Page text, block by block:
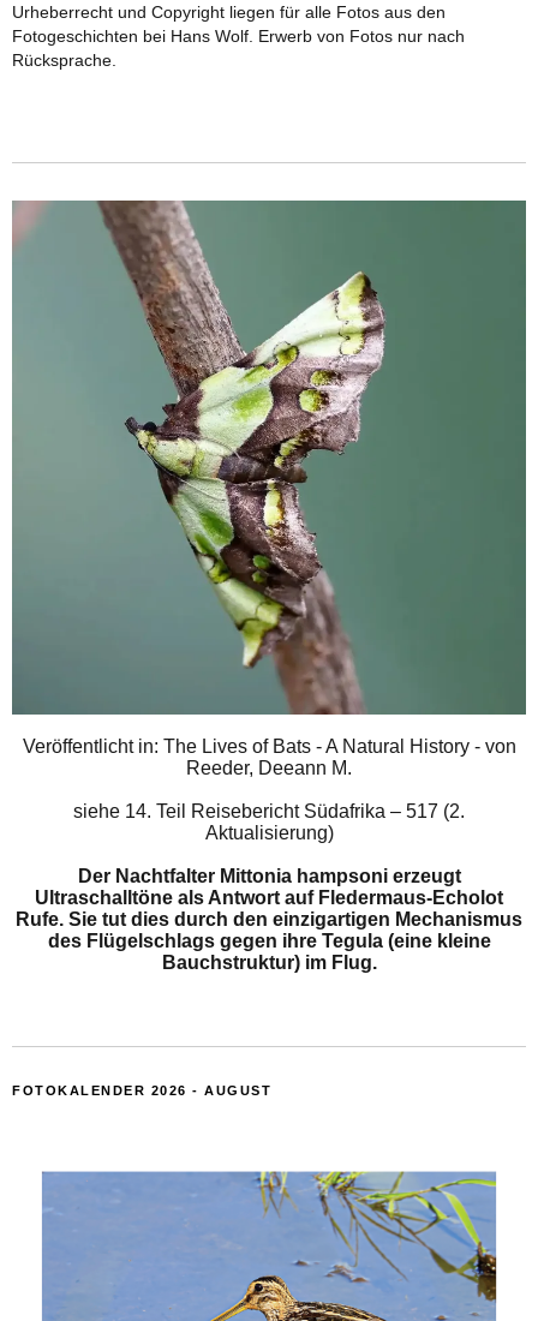
Urheberrecht und Copyright liegen für alle Fotos aus den
Fotogeschichten bei Hans Wolf. Erwerb von Fotos nur nach
Rücksprache.
Veröffentlicht in: The Lives of Bats - A Natural History - von
Reeder, Deeann M.
siehe 14. Teil Reisebericht Südafrika – 517 (2.
Aktualisierung)
Der Nachtfalter Mittonia hampsoni erzeugt
Ultraschalltöne als Antwort auf Fledermaus-Echolot
Rufe. Sie tut dies durch den einzigartigen Mechanismus
des Flügelschlags gegen ihre Tegula (eine kleine
Bauchstruktur) im Flug.
FOTOKALENDER 2026 - AUGUST